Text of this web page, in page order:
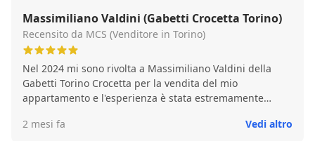
Massimiliano Valdini (Gabetti Crocetta Torino)
Recensito da MCS (Venditore in Torino)
Nel 2024 mi sono rivolta a Massimiliano Valdini della
Gabetti Torino Crocetta per la vendita del mio
appartamento e l'esperienza è stata estremamente
risultato finale della vendita, ma soprattutto il modo in
2 mesi fa Vedi altro